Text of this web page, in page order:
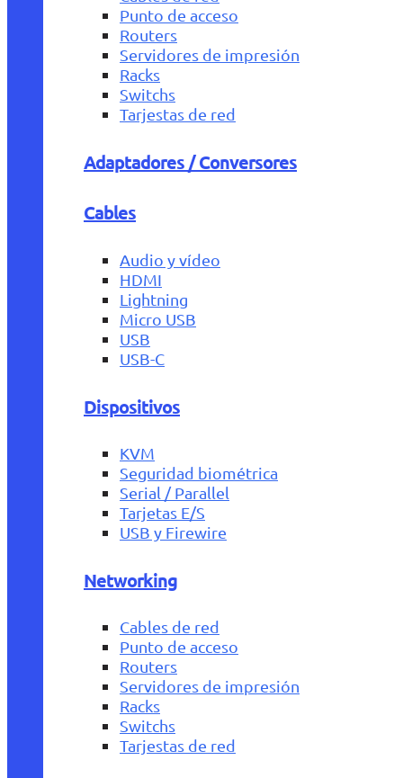
Punto de acceso
Routers
Servidores de impresión
Racks
Switchs
Tarjestas de red
Adaptadores / Conversores
Cables
Audio y vídeo
HDMI
Lightning
Micro USB
USB
USB-C
Dispositivos
KVM
Seguridad biométrica
Serial / Parallel
Tarjetas E/S
USB y Firewire
Networking
Cables de red
Punto de acceso
Routers
Servidores de impresión
Racks
Switchs
Tarjestas de red